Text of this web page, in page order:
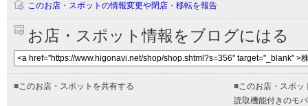
このお店・スポットの情報変更や閉店・移転を報告
お店・スポット情報をブログにはる
■このお店・スポットを共有する ■このお店・スポッ
読取機能付きのモ